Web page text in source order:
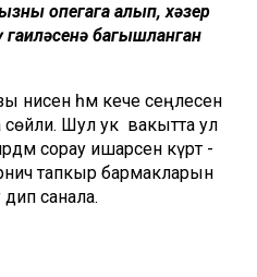
опегага алып, хәзер
багышланган
әнисен һәм кече сеңлесен
Шул ук вакытта ул
сорау ишарәсен күрәтә -
тапкыр бармакларын
дип санала.